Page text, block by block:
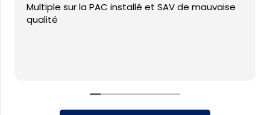
Multiple sur la PAC installé et SAV de mauvaise
qualité